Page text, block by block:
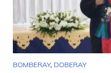
BOMBERAY, DOBERAY